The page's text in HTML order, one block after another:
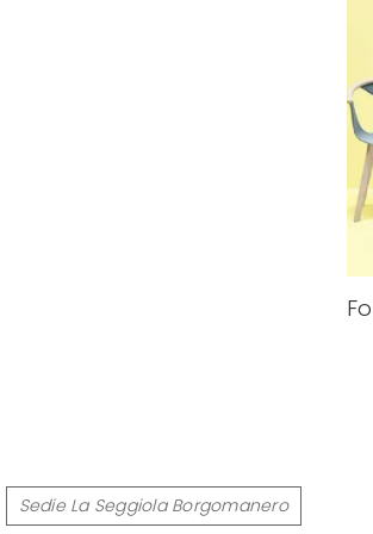
Sedie La Seggiola Borgomanero